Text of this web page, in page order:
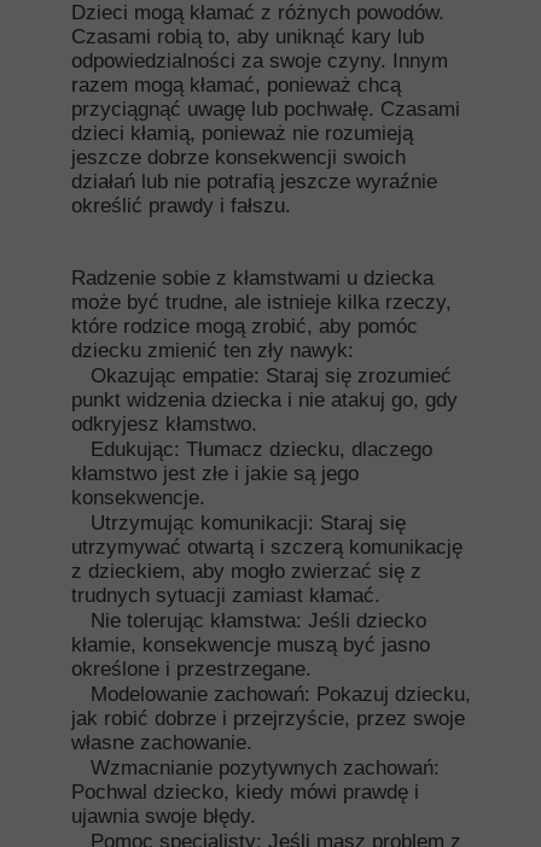
Dzieci mogą kłamać z różnych powodów.
Czasami robią to, aby uniknąć kary lub
odpowiedzialności za swoje czyny. Innym
razem mogą kłamać, ponieważ chcą
przyciągnąć uwagę lub pochwałę. Czasami
dzieci kłamią, ponieważ nie rozumieją
jeszcze dobrze konsekwencji swoich
działań lub nie potrafią jeszcze wyraźnie
określić prawdy i fałszu.
Radzenie sobie z kłamstwami u dziecka
może być trudne, ale istnieje kilka rzeczy,
które rodzice mogą zrobić, aby pomóc
dziecku zmienić ten zły nawyk:
Okazując empatie: Staraj się zrozumieć
punkt widzenia dziecka i nie atakuj go, gdy
odkryjesz kłamstwo.
Edukując: Tłumacz dziecku, dlaczego
kłamstwo jest złe i jakie są jego
konsekwencje.
Utrzymując komunikacji: Staraj się
utrzymywać otwartą i szczerą komunikację
z dzieckiem, aby mogło zwierzać się z
trudnych sytuacji zamiast kłamać.
Nie tolerując kłamstwa: Jeśli dziecko
kłamie, konsekwencje muszą być jasno
określone i przestrzegane.
Modelowanie zachowań: Pokazuj dziecku,
jak robić dobrze i przejrzyście, przez swoje
własne zachowanie.
Wzmacnianie pozytywnych zachowań:
Pochwal dziecko, kiedy mówi prawdę i
ujawnia swoje błędy.
Pomoc specjalisty: Jeśli masz problem z